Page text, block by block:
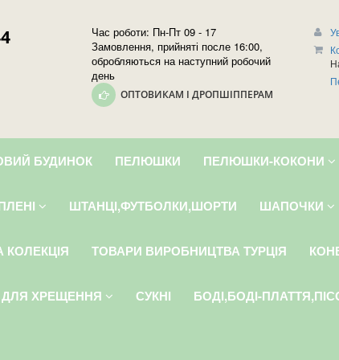
Час роботи: Пн-Пт 09 - 17
Замовлення, прийняті после 16:00,
обробляються на наступний робочий
день
ОПТОВИКАМ І ДРОПШІППЕРАМ
БУДИНОК ПЕЛЮШКИ ПЕЛЮШКИ-КОКОНИ
ШТАНЦІ,ФУТБОЛКИ,ШОРТИ ШАПОЧКИ
КОЛЕКЦІЯ ТОВАРИ ВИРОБНИЦТВА ТУРЦІЯ
ДЛЯ ХРЕЩЕННЯ СУКНІ БОДІ,БОДІ-